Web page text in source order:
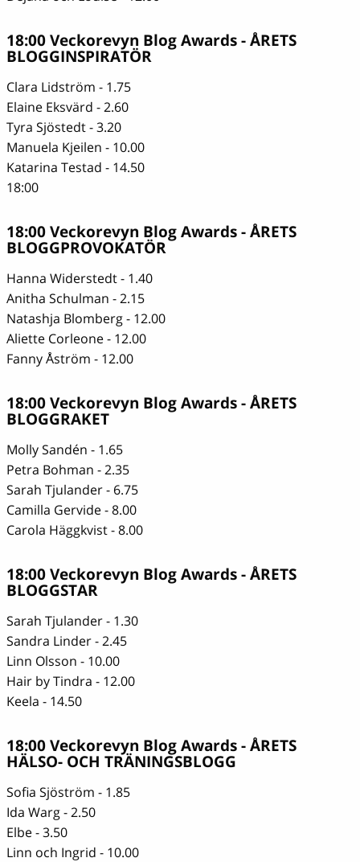
18:00 Veckorevyn Blog Awards - ÅRETS
BLOGGINSPIRATÖR
Clara Lidström - 1.75
Elaine Eksvärd - 2.60
Tyra Sjöstedt - 3.20
Manuela Kjeilen - 10.00
Katarina Testad - 14.50
18:00
18:00 Veckorevyn Blog Awards - ÅRETS
BLOGGPROVOKATÖR
Hanna Widerstedt - 1.40
Anitha Schulman - 2.15
Natashja Blomberg - 12.00
Aliette Corleone - 12.00
Fanny Åström - 12.00
18:00 Veckorevyn Blog Awards - ÅRETS
BLOGGRAKET
Molly Sandén - 1.65
Petra Bohman - 2.35
Sarah Tjulander - 6.75
Camilla Gervide - 8.00
Carola Häggkvist - 8.00
18:00 Veckorevyn Blog Awards - ÅRETS
BLOGGSTAR
Sarah Tjulander - 1.30
Sandra Linder - 2.45
Linn Olsson - 10.00
Hair by Tindra - 12.00
Keela - 14.50
18:00 Veckorevyn Blog Awards - ÅRETS
HÄLSO- OCH TRÄNINGSBLOGG
Sofia Sjöström - 1.85
Ida Warg - 2.50
Elbe - 3.50
Linn och Ingrid - 10.00